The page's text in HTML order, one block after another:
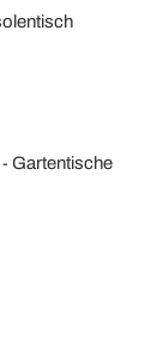
Gartentische